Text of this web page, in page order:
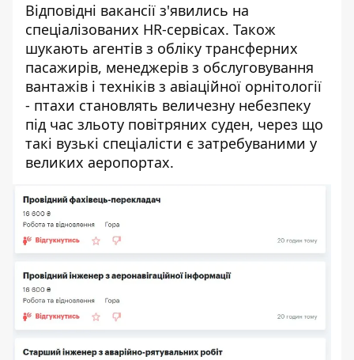
Відповідні вакансії з'явились на
спеціалізованих HR-сервісах. Також
шукають агентів з обліку трансферних
пасажирів, менеджерів з обслуговування
вантажів і техніків з авіаційної орнітології
- птахи становлять величезну небезпеку
під час зльоту повітряних суден, через що
такі вузькі спеціалісти є затребуваними у
великих аеропортах.